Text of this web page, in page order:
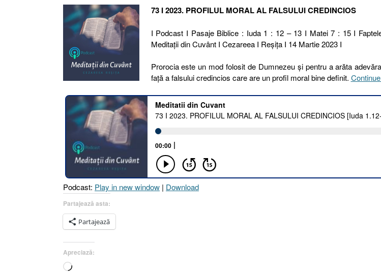
73 I 2023. PROFILUL MORAL AL FALSULUI CREDINCIOS
I Podcast I Pasaje Biblice : Iuda 1 : 12 – 13 I Matei 7 : 15 I
Meditaţii din Cuvânt I Cezareea I Reşiţa I 14 Martie 2023 I
Prorocia este un mod folosit de Dumnezeu și pentru a arăta
față a falsului credincios care are un profil moral bine definit.
Podcast: Play in new window | Download
Partajează asta:
Partajează
Apreciază:
Încarc...